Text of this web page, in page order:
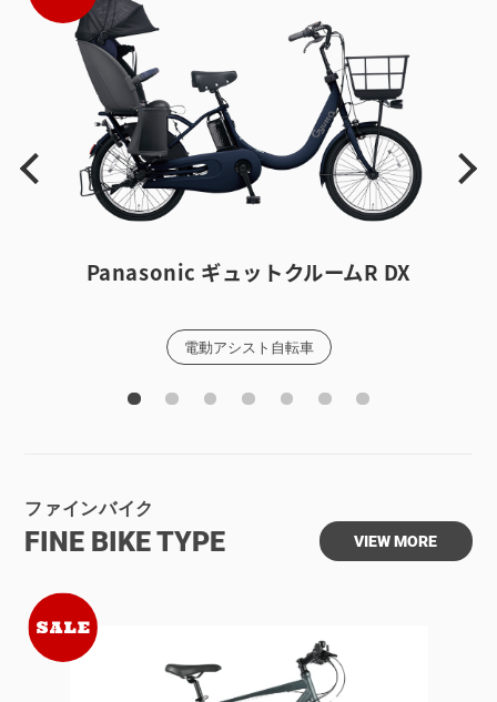
Panasonic ギュットクルームR DX
電動アシスト自転車
ファインバイク
FINE BIKETYPE VIEW MORE